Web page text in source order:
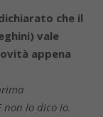
che il
vale
appena
non lo dico io.